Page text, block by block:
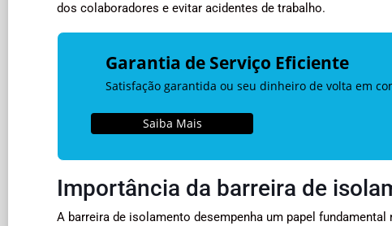
dos colaboradores e evitar acidentes de trabalho.
Garantia de Serviço Eficiente
Satisfação garantida ou seu dinheiro de volta em
Saiba Mais
Importância da barreira de
A barreira de isolamento desempenha um papel